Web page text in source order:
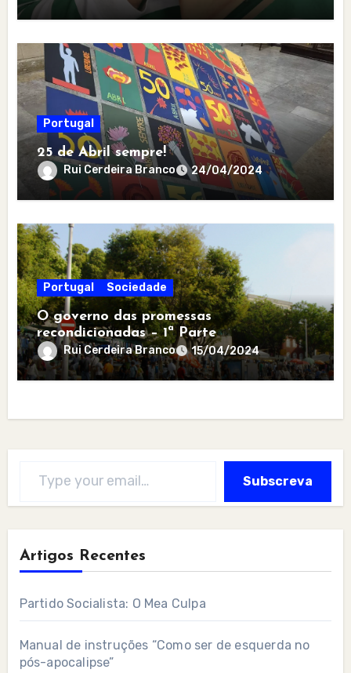
Portugal
25 de Abril sempre!
Rui Cerdeira Branco 24/04/2024
Portugal Sociedade
O governo das promessas
recondicionadas – 1ª Parte
Rui Cerdeira Branco 15/04/2024
Subscreva
Artigos Recentes
Partido Socialista: O Mea Culpa
Manual de instruções “Como ser de esquerda no
pós-apocalipse”